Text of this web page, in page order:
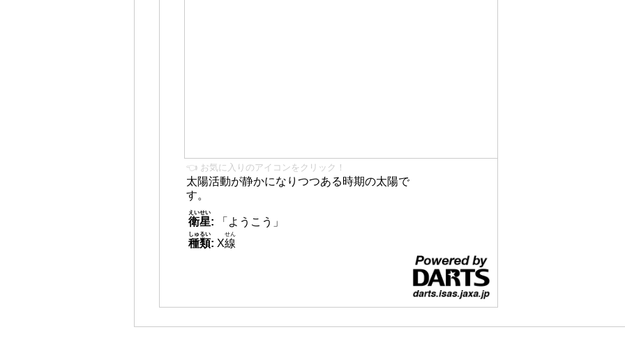
👈 お気に入りのアイコンをクリック！
太陽活動が静かになりつつある時期の太陽で
す。
衛星
えいせい
:
「ようこう」
種類
しゅるい
: X線
せん